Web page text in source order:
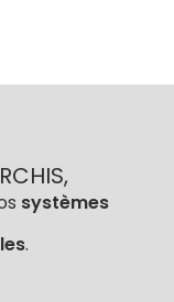
systèmes
.